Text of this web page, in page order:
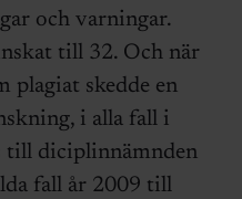
och varningar.
till 32. Och när
plagiat skedde en
i alla fall i
till diciplinnämnden
fall år 2009 till